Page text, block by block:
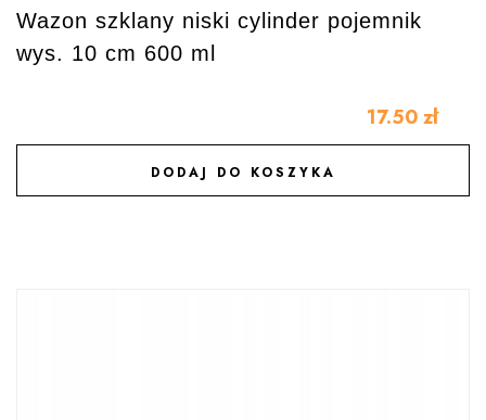
Wazon szklany niski cylinder pojemnik
wys. 10 cm 600 ml
17.50 zł
DODAJ DO KOSZYKA
DODAJ DO ULUBIONYCH